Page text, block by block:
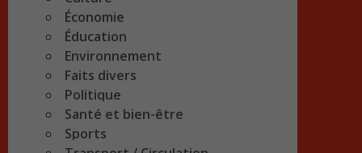
Économie
Éducation
Environnement
Faits divers
Politique
Santé et bien-être
Sports